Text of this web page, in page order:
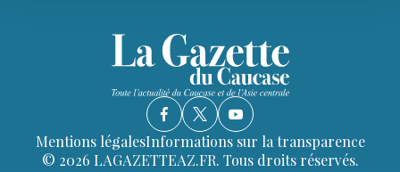
Mentions légalesInformations sur la transparence
© 2026 LAGAZETTEAZ.FR. Tous droits réservés.